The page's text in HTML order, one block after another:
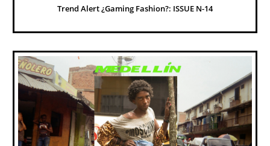
Trend Alert ¿Gaming Fashion?: ISSUE N-14